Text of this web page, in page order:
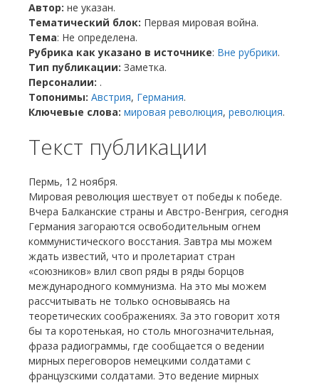
Автор: не указан.
Тематический блок: Первая мировая война.
Тема: Не определена.
Рубрика как указано в источнике: Вне рубрики.
Тип публикации: Заметка.
Персоналии: .
Топонимы: Австрия, Германия.
Ключевые слова: мировая революция, революция.
Текст публикации
Пермь, 12 ноября.
Мировая революция шествует от победы к победе.
Вчера Балканские страны и Австро-Венгрия, сегодня
Германия загораются освободительным огнем
коммунистического восстания. Завтра мы можем
ждать известий, что и пролетариат стран
«союзников» влил своп ряды в ряды борцов
международного коммунизма. На это мы можем
рассчитывать не только основываясь на
теоретических соображениях. За это говорит хотя
бы та коротенькая, но столь многозначительная,
фраза радиограммы, где сообщается о ведении
мирных переговоров немецкими солдатами с
французскими солдатами. Это ведение мирных